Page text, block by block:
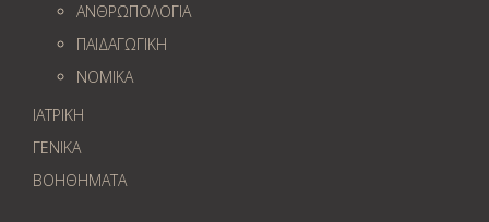
ΑΝΘΡΩΠΟΛΟΓΙΑ
ΠΑΙΔΑΓΩΓΙΚΗ
ΝΟΜΙΚΑ
ΙΑΤΡΙΚΗ
ΓΕΝΙΚΑ
ΒΟΗΘΗΜΑΤΑ